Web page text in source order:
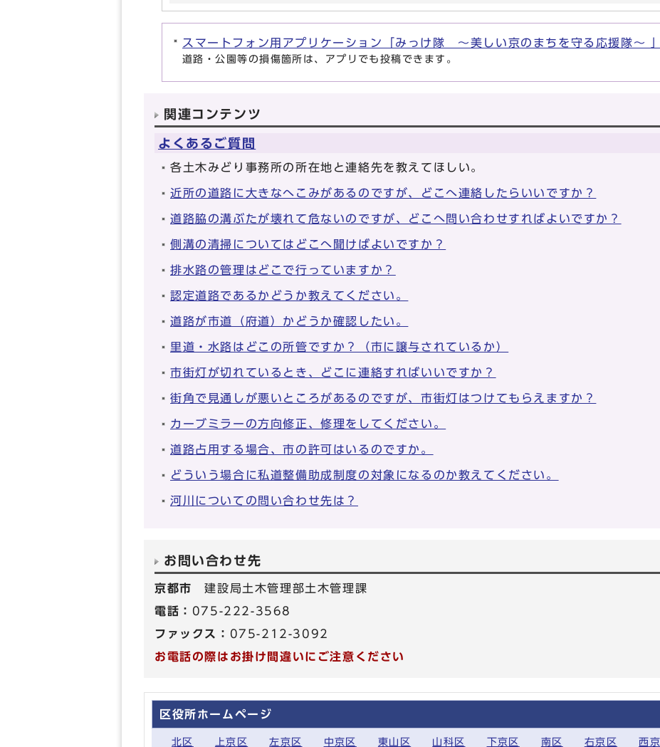
スマートフォン用アプリケーション「みっけ隊 〜美しい京のまちを守る応援隊〜 」
道路・公園等の損傷箇所は、アプリでも投稿できます。
関連コンテンツ
よくあるご質問
各土木みどり事務所の所在地と連絡先を教えてほしい。
近所の道路に大きなへこみがあるのですが、どこへ連絡したらいいですか？
道路脇の溝ぶたが壊れて危ないのですが、どこへ問い合わせすればよいですか？
側溝の清掃についてはどこへ聞けばよいですか？
排水路の管理はどこで行っていますか？
認定道路であるかどうか教えてください。
道路が市道（府道）かどうか確認したい。
里道・水路はどこの所管ですか？（市に譲与されているか）
市街灯が切れているとき、どこに連絡すればいいですか？
街角で見通しが悪いところがあるのですが、市街灯はつけてもらえますか？
カーブミラーの方向修正、修理をしてください。
道路占用する場合、市の許可はいるのですか。
どういう場合に私道整備助成制度の対象になるのか教えてください。
河川についての問い合わせ先は？
お問い合わせ先
京都市建設局土木管理部土木管理課
電話： 075-222-3568
ファックス： 075-212-3092
お電話の際はお掛け間違いにご注意ください
区役所ホームページ
北区 上京区 左京区 中京区 東山区 山科区 下京区 南区 右京区 西